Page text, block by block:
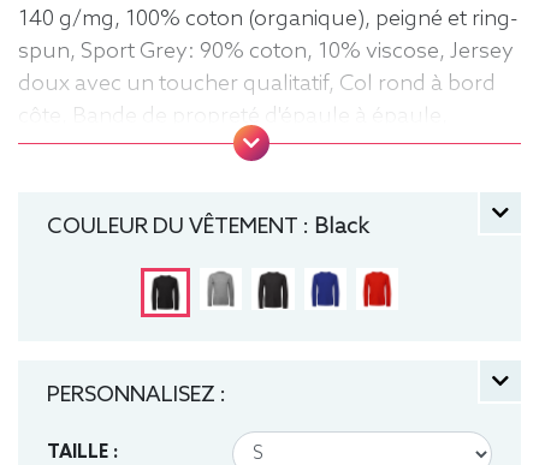
140 g/mg, 100% coton (organique), peigné et ring-
spun, Sport Grey: 90% coton, 10% viscose, Jersey
doux avec un toucher qualitatif, Col rond à bord
côte, Bande de propreté d'épaule à épaule,
Coutures latérales, puce de taille, Lavable jusqu'à
Léger, Homme, Col rond, Bio / Organic, B&C
COULEUR DU VÊTEMENT : Black
PERSONNALISEZ :
TAILLE :